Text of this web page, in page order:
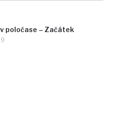
poločase – Začátek